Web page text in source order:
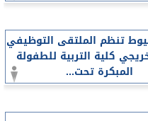
تنظم الملتقى التوظيفي
كلية التربية للطفولة
المبكرة تحت...